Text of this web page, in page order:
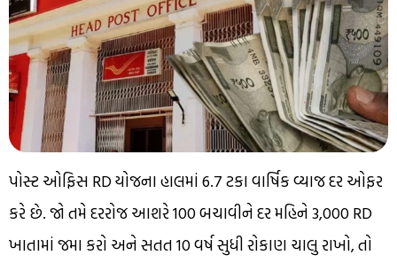
પોસ્ટ ઓફિસ RD યોજના હાલમાં 6.7 ટકા વાર્ષિક વ્યાજ દર ઓફર
કરે છે. જો તમે દરરોજ આશરે ₹100 બચાવીને દર મહિને ₹3,000 RD
ખાતામાં જમા કરો અને સતત 10 વર્ષ સુધી રોકાણ ચાલુ રાખો, તો